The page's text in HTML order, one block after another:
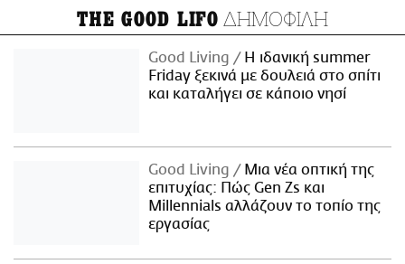
THE GOOD LIFO ΔΗΜΟΦΙΛΗ
Good Living
Η ιδανική summer
Friday ξεκινά με δουλειά στο σπίτι
και καταλήγει σε κάποιο νησί
Good Living
Μια νέα οπτική της
επιτυχίας: Πώς Gen Zs και
Millennials αλλάζουν το τοπίο της
εργασίας